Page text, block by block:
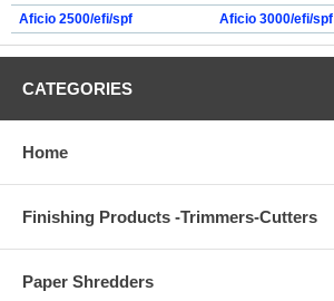
Aficio 2500/efi/spf
Aficio 3000/efi/spf
CATEGORIES
Home
Finishing Products -Trimmers-Cutters
Paper Shredders